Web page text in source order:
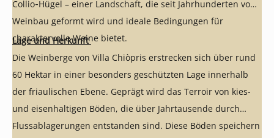
Collio‑Hügel – einer Landschaft, die seit Jahrhunderten vom
Weinbau geformt wird und ideale Bedingungen für
charaktervolle Weine bietet.
Lage und Herkunft
Die Weinberge von Villa Chiòpris erstrecken sich über rund
60 Hektar in einer besonders geschützten Lage innerhalb
der friaulischen Ebene. Geprägt wird das Terroir von kies-
und eisenhaltigen Böden, die über Jahrtausende durch
Flussablagerungen entstanden sind. Diese Böden speichern